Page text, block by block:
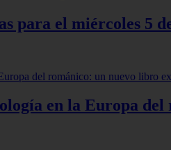
para el miércoles 5
en la Europa